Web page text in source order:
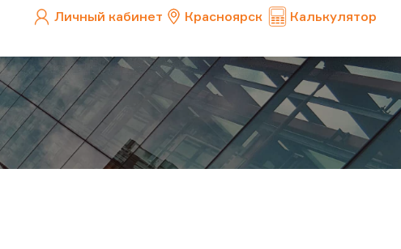
Личный кабинет Красноярск Калькулятор